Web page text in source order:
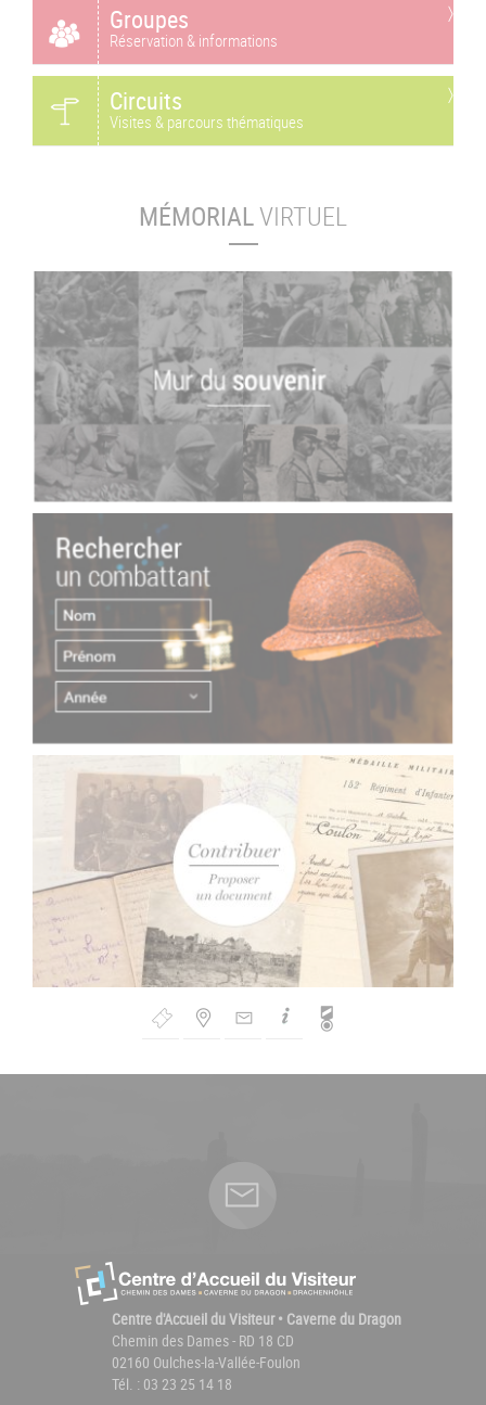
Groupes
Réservation & informations
Circuits
Visites & parcours thématiques
MÉMORIALVIRTUEL
de
Centre d'Accueil du Visiteur • Caverne du Dragon
Chemin des Dames - RD 18 CD
02160 Oulches-la-Vallée-Foulon
Tél. : 03 23 25 14 18